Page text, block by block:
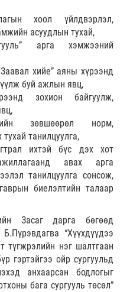
хоол үйлдвэрлэл,
асуудлын тухай,
арга хэмжээний
хийе” аяны хүрээнд
буй ажлын явц,
зохион байгуулж,
зөвшөөрөл норм,
танилцуулга,
ихтэй бүс дэх хот
авах арга
танилцуулга сонсож,
биелэлтийн талаар
Засаг дарга бөгөөд
“Хүүхдүүдээ
түгжрэлийн нэг шалтгаан
гэртэйгээ ойр сургуульд
анхаарсан бодлогыг
бага сургууль төсөл”